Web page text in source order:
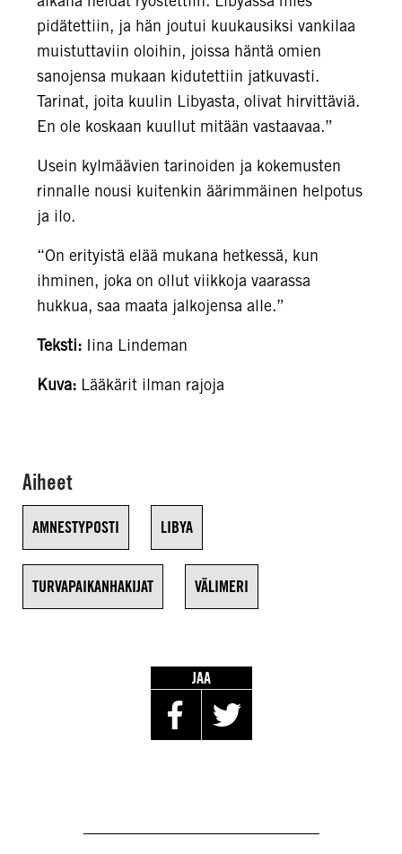
pidätettiin, ja hän joutui kuukausiksi vankilaa
muistuttaviin oloihin, joissa häntä omien
sanojensa mukaan kidutettiin jatkuvasti.
Tarinat, joita kuulin Libyasta, olivat hirvittäviä.
En ole koskaan kuullut mitään vastaavaa.”
Usein kylmäävien tarinoiden ja kokemusten
rinnalle nousi kuitenkin äärimmäinen helpotus
ja ilo.
“On erityistä elää mukana hetkessä, kun
ihminen, joka on ollut viikkoja vaarassa
hukkua, saa maata jalkojensa alle.”
Teksti: Iina Lindeman
Kuva: Lääkärit ilman rajoja
Aiheet
AMNESTYPOSTI LIBYA
TURVAPAIKANHAKIJAT VÄLIMERI
JAA